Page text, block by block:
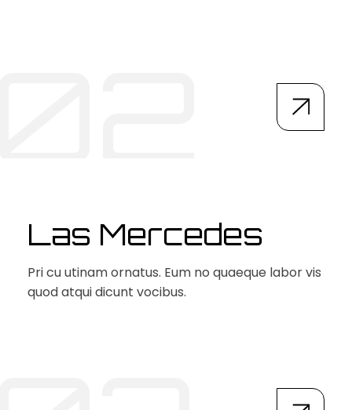
Las Mercedes
Pri cu utinam ornatus. Eum no quaeque laborvis
quod atqui dicunt vocibus.